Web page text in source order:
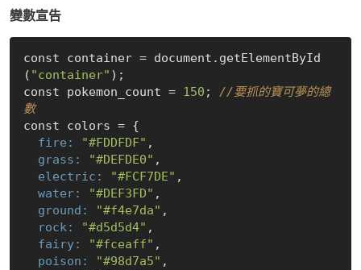
變數宣告
const container = document.getElementById
( "container" );
const pokemon_count = 150 ; //要抓的寶可夢的總
數
  fire:
"#FDDFDF"
  grass:
"#DEFDE0"
  electric:
"#FCF7DE"
  water:
"#DEF3FD"
  ground:
"#f4e7da"
  rock:
"#d5d5d4"
  fairy:
"#fceaff"
  poison:
"#98d7a5"